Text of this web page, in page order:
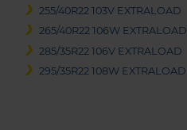
255/40R22 103V EXTRALOAD
265/40R22 106W EXTRALOAD
285/35R22 106V EXTRALOAD
295/35R22 108W EXTRALOAD